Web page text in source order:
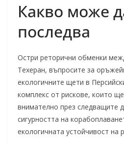
Какво може
последва
Остри реторични обменки
Техеран, въпросите за
екологичните щети в
комплекс от рискове, които
внимателно през следващите
сигурността на
екологичната устойчивост на